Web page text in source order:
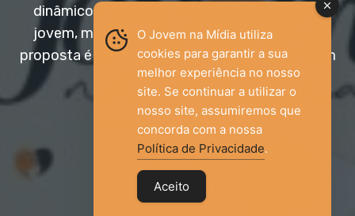
dinâmico e acessível, voltado para o público
jovem, mas aberto a todas as idades. Nossa
proposta é trazer informação relevante com um
olhar diferenciado.
Entre em contato:
jovemnamidia2017@gmail.com
O Jovem na Mídia utiliza
cookies para garantir a sua
melhor experiência no nosso
site. Se continuar a utilizar o
nosso site, assumiremos que
concorda com a nossa
Política de Privacidade.
Aceito